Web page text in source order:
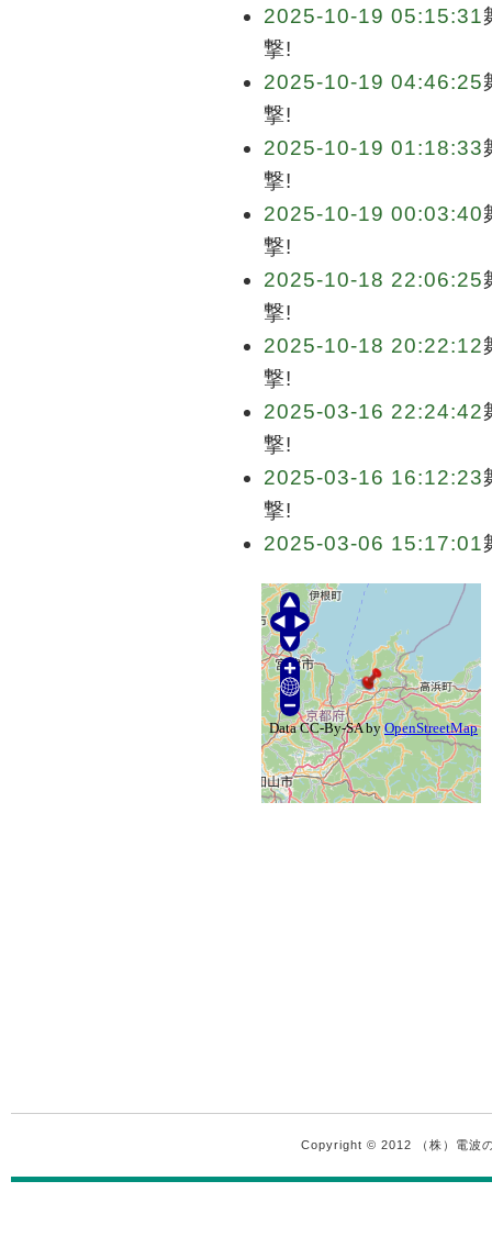
2025-10-19 05:15:31
撃!
2025-10-19 04:46:25
撃!
2025-10-19 01:18:33
撃!
2025-10-19 00:03:40
撃!
2025-10-18 22:06:25
撃!
2025-10-18 20:22:12
撃!
2025-03-16 22:24:42
撃!
2025-03-16 16:12:23
撃!
2025-03-06 15:17:01
Copyright © 2012 （株）電波